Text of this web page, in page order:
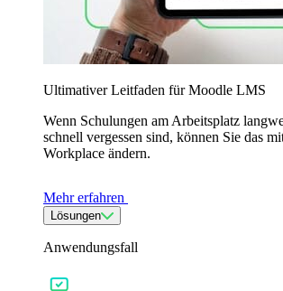
Ultimativer Leitfaden für Moodle LMS
Wenn Schulungen am Arbeitsplatz
schnell vergessen sind, können Sie das
Workplace ändern.
Mehr erfahren
Lösungen
Anwendungsfall